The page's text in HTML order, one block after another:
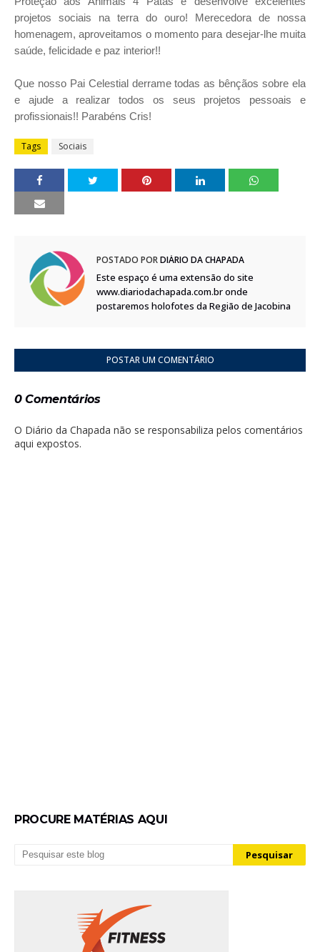
projetos sociais na terra do ouro! Merecedora de nossa
homenagem, aproveitamos o momento para desejar-lhe muita
saúde, felicidade e paz interior!!
Que nosso Pai Celestial derrame todas as bênçãos sobre ela
e ajude a realizar todos os seus projetos pessoais e
profissionais!! Parabéns Cris!
Tags Sociais
POSTADO PORDIÁRIO DA CHAPADA
Este espaço é uma extensão do site
www.diariodachapada.com.br onde
postaremos holofotes da Região de Jacobina
POSTAR UM COMENTÁRIO
0 Comentários
O Diário da Chapada não se responsabiliza pelos comentários
aqui expostos.
PROCURE MATÉRIAS AQUI